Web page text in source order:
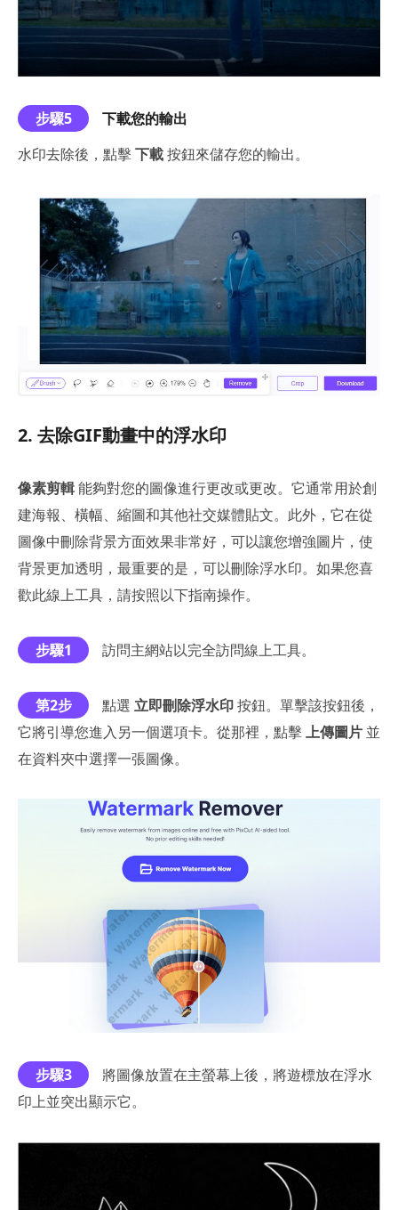
步驟5
下載您的輸出
水印去除後，點擊下載按鈕來儲存您的輸出。
2. 去除GIF動畫中的浮水印
像素剪輯能夠對您的圖像進行更改或更改。它通常用於創
建海報、橫幅、縮圖和其他社交媒體貼文。此外，它在從
圖像中刪除背景方面效果非常好，可以讓您增強圖片，使
背景更加透明，最重要的是，可以刪除浮水印。如果您喜
歡此線上工具，請按照以下指南操作。
步驟1 訪問主網站以完全訪問線上工具。
第2步 點選 立即刪除浮水印按鈕。單擊該按鈕後，
它將引導您進入另一個選項卡。從那裡，點擊上傳圖片 並
在資料夾中選擇一張圖像。
步驟3
將圖像放置在主螢幕上後，將遊標放在浮水
印上並突出顯示它。